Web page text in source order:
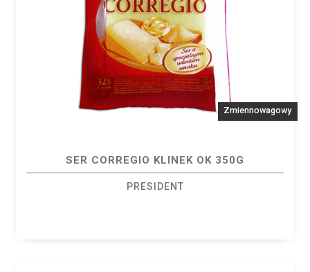
Zmiennowagowy
SER CORREGIO KLINEK OK 350G
PRESIDENT